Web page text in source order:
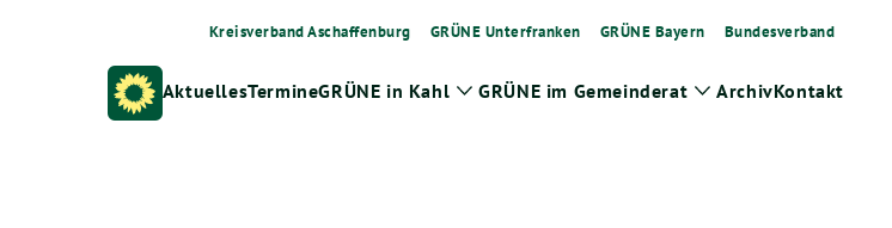
Kreisverband Aschaffenburg GRÜNE Unterfranken GRÜNE Bayern Bundesverband
AktuellesTermineGRÜNE in Kahl Zeige
GRÜNE im Gemeinderat Zeige
ArchivKontakt